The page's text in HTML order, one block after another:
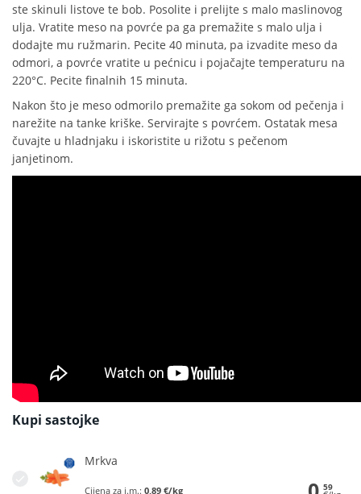
ste skinuli listove te bob. Posolite i prelijte s malo maslinovog
ulja. Vratite meso na povrće pa ga premažite s malo ulja i
dodajte mu ružmarin. Pecite 40 minuta, pa izvadite meso da
odmori, a povrće vratite u pećnicu i pojačajte temperaturu na
220°C. Pecite finalnih 15 minuta.
Nakon što je meso odmorilo premažite ga sokom od pečenja i
narežite na tanke kriške. Servirajte s povrćem. Ostatak mesa
čuvajte u hladnjaku i iskoristite u rižotu s pečenom
janjetinom.
Kupi sastojke
Mrkva
Cijena za j.m.: 0,89 €/kg 59